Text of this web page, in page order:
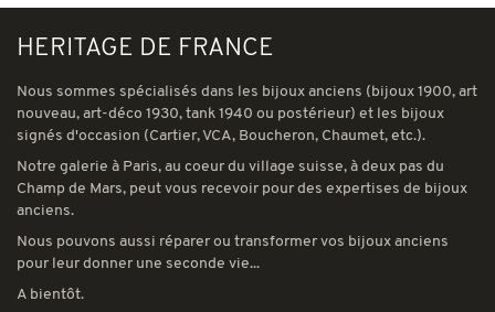
HERITAGE DE FRANCE
Nous sommes spécialisés dans les bijoux anciens (bijoux 1900, art
nouveau, art-déco 1930, tank 1940 ou postérieur) et les bijoux
signés d'occasion (Cartier, VCA, Boucheron, Chaumet, etc.).
Notre galerie à Paris, au coeur du village suisse, à deux pas du
Champ de Mars, peut vous recevoir pour des expertises de bijoux
anciens.
Nous pouvons aussi réparer ou transformer vos bijoux anciens
pour leur donner une seconde vie...
A bientôt.